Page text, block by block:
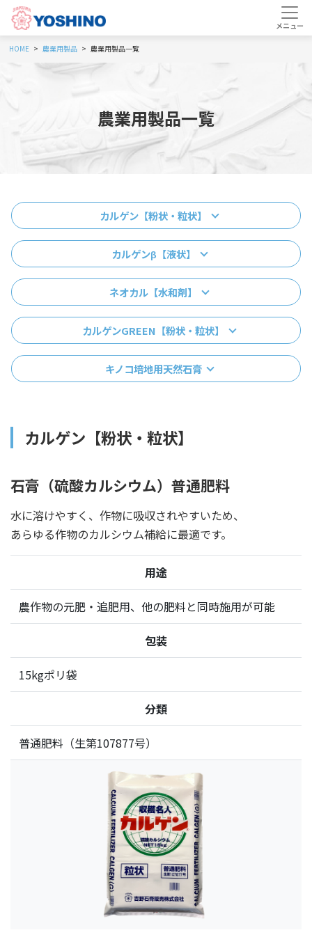
HOME 農業用製品 農業用製品一覧
農業用製品一覧
カルゲン【粉状・粒状】
カルゲンβ【液状】
ネオカル【水和剤】
カルゲンGREEN【粉状・粒状】
キノコ培地用天然石膏
カルゲン【粉状・粒状】
石膏（硫酸カルシウム）普通肥料
水に溶けやすく、作物に吸収されやすいため、
あらゆる作物のカルシウム補給に最適です。
用途
農作物の元肥・追肥用、他の肥料と同時施用が可能
包装
15kgポリ袋
分類
普通肥料（生第107877号）